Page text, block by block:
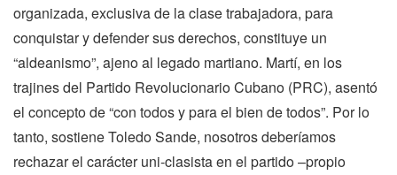
organizada, exclusiva de la clase trabajadora, para
conquistar y defender sus derechos, constituye un
“aldeanismo”, ajeno al legado martiano. Martí, en los
trajines del Partido Revolucionario Cubano (PRC), asentó
el concepto de “con todos y para el bien de todos”. Por lo
tanto, sostiene Toledo Sande, nosotros deberíamos
rechazar el carácter uni-clasista en el partido –propio